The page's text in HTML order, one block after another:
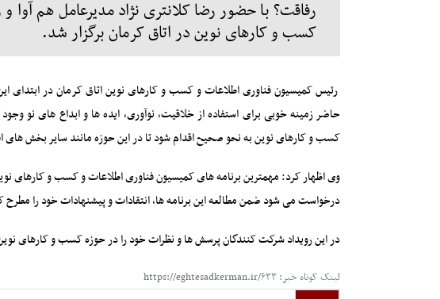
رفاقت؟ با حضور رضا کلانتری نژاد مدیرعامل هم
کسب و کارهای نوین در اتاق کرمان برگزار شد.
رئیس کمیسیون فناوری اطلاعات و کسب و کارهای نوین اتاق کرمان در ابتدای
حاضر زمینه خوبی برای استفاده از خلاقیت، نوآوری، ایده ها و ابداع های نو
کسب و کارهای نوین به نحو صحیح اقدام شود تا در این حوزه مانند سایر بخش های
وی اظهار کرد: مهمترین برنامه های کمیسیون فناوری اطلاعات و کسب و کارهای
درخواست می شود ضمن مطالعه این برنامه ها، انتقادات و پیشنهادات خود را مطرح
در این رویداد شرکت کنندگان پرسش ها و نظرات خود را در حوزه کسب و کارهای
لینک کوتاه خبر: https://eghtesadkerman.ir/۶۳۳